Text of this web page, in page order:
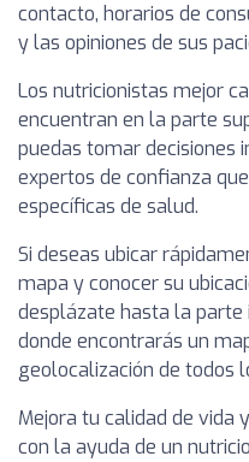
contacto, horarios de
y las opiniones de sus
Los nutricionistas mejor
encuentran en la parte
puedas tomar decisiones
expertos de confianza
específicas de salud.
Si deseas ubicar
mapa y conocer su
desplázate hasta la
donde encontrarás un
geolocalización de todos
Mejora tu calidad de vida
con la ayuda de un